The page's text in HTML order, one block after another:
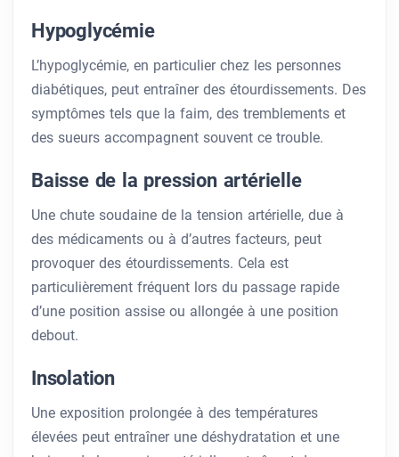
Hypoglycémie
L’hypoglycémie, en particulier chez les personnes
diabétiques, peut entraîner des étourdissements. Des
symptômes tels que la faim, des tremblements et
des sueurs accompagnent souvent ce trouble.
Baisse de la pression artérielle
Une chute soudaine de la tension artérielle, due à
des médicaments ou à d’autres facteurs, peut
provoquer des étourdissements. Cela est
particulièrement fréquent lors du passage rapide
d’une position assise ou allongée à une position
debout.
Insolation
Une exposition prolongée à des températures
élevées peut entraîner une déshydratation et une